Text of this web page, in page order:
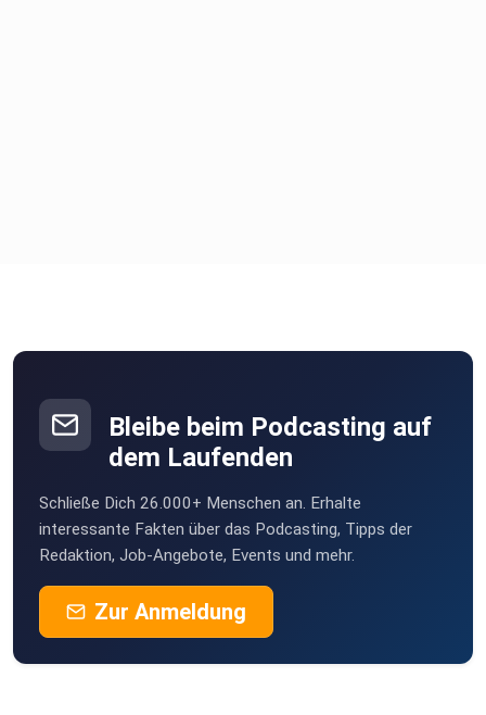
Bleibe beim Podcasting auf
dem Laufenden
Schließe Dich 26.000+ Menschen an. Erhalte
interessante Fakten über das Podcasting, Tipps der
Redaktion, Job-Angebote, Events und mehr.
Zur Anmeldung